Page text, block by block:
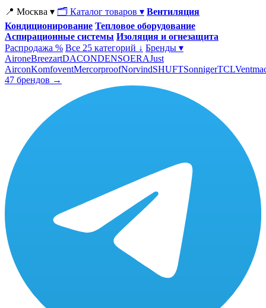
📍 Москва ▾ 🗂 Каталог товаров ▾ Вентиляция
Кондиционирование Тепловое оборудование
Аспирационные системы Изоляция и огнезащита
Распродажа % Все 25 категорий ↓ Бренды ▾
AironeBreezartDACONDENSOERAJust
AirconKomfoventMercorproofNorvindSHUFTSonnigerTCL
47 брендов →